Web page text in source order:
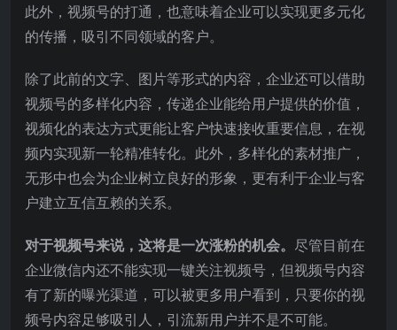
此外，视频号的打通，也意味着企业可以实现更多元化
的传播，吸引不同领域的客户。
除了此前的文字、图片等形式的内容，企业还可以借助
视频号的多样化内容，传递企业能给用户提供的价值，
视频化的表达方式更能让客户快速接收重要信息，在视
频内实现新一轮精准转化。此外，多样化的素材推广，
无形中也会为企业树立良好的形象，更有利于企业与客
户建立互信互赖的关系。
对于视频号来说，这将是一次涨粉的机会。 尽管目前在
企业微信内还不能实现一键关注视频号，但视频号内容
有了新的曝光渠道，可以被更多用户看到，只要你的视
频号内容足够吸引人，引流新用户并不是不可能。